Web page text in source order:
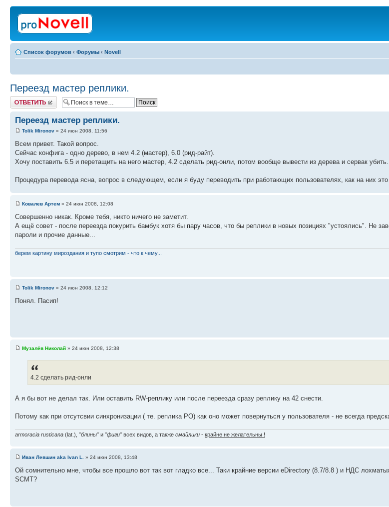
Список форумов ‹ Форумы ‹ Novell
Переезд мастер реплики.
Ответить
Переезд мастер реплики.
Tolik Mironov » 24 июн 2008, 11:56
Всем привет. Такой вопрос.
Сейчас конфига - одно дерево, в нем 4.2 (мастер), 6.0 (рид-райт).
Хочу поставить 6.5 и перетащить на него мастер, 4.2 сделать рид-онли, потом вообще вывести из дерева и сервак убить.
Процедура перевода ясна, вопрос в следующем, если я буду переводить при работающих пользователях, как на них это
Ковалев Артем » 24 июн 2008, 12:08
Совершенно никак. Кроме тебя, никто ничего не заметит.
А ещё совет - после переезда покурить бамбук хотя бы пару часов, что бы реплики в новых позициях "устоялись". Не
пароли и прочие данные...
берем картину мироздания и тупо смотрим - что к чему...
Tolik Mironov » 24 июн 2008, 12:12
Понял. Пасип!
Музалёв Николай » 24 июн 2008, 12:38
4.2 сделать рид-онли
А я бы вот не делал так. Или оставить RW-реплику или после переезда сразу реплику на 42 снести.
Потому как при отсутсвии синхронизации ( те. реплика РО) как оно может повернуться у пользователя - не всегда
armoracia rusticana (lat.), "блины"и "фиги"всех видов, а также смайлики - крайне не желательны !
Иван Левшин aka Ivan L.
» 24 июн 2008, 13:48
Ой сомнительно мне, чтобы все прошло вот так вот гладко все... Таки крайние версии eDirectory (8.7/8.8 ) и НДС
SCMT?